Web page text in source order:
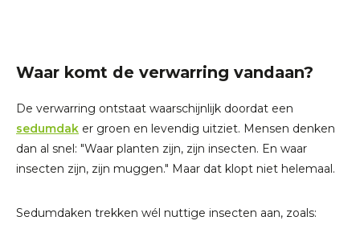
Waar komt de verwarring vandaan?
De verwarring ontstaat waarschijnlijk doordat een
sedumdak er groen en levendig uitziet. Mensen denken
dan al snel: "Waar planten zijn, zijn insecten. En waar
insecten zijn, zijn muggen." Maar dat klopt niet helemaal.
Sedumdaken trekken wél nuttige insecten aan, zoals: